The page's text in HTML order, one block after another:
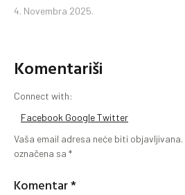
4. Novembra 2025.
Komentariši
Connect with:
Facebook GoogleTwitter
Vaša email adresa neće biti objavljivana.
označena sa *
Komentar*